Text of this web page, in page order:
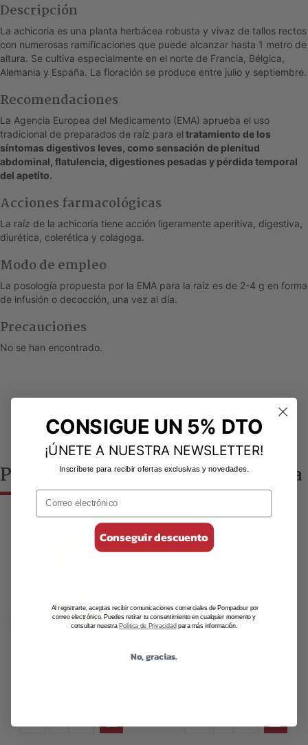
Descripción
La achicoria es una planta herbácea robusta y vivaz de tallos rectos
con numerosas ramificaciones que puede alcanzar hasta 1 metro de
altura. Se cultiva especialmente en el norte de Francia, Bélgica,
Alemania y España. La floración se produce entre julio y septiembre.
Recomendaciones
La Agencia Europea del Medicamento (EMA) aprueba el uso
tradicional de preparados de raíz para el tratamiento de los
síntomas digestivos leves, como sensación de plenitud
abdominal, flatulencia, digestiones pesadas y pérdida temporal
del apetito.
Acciones farmacológicas
La raíz de la achicoria tiene acción ligeramente aperitiva, digestiva,
diurética, colerética y colagoga.
Modo de empleo
La posología propuesta por la EMA para la raíz es de 2-4 g en forma
de infusión o decocción, una vez al día.
Precauciones
No se han encontrado.
Productos que contienen Achicoria
CONSIGUE UN 5% DTO
¡ÚNETE A NUESTRA NEWSLETTER!
Inscríbete para recibir ofertas exclusivas y novedades.
Conseguir descuento
Al registrarte, aceptas recibir comunicaciones comerciales de Pompadour por
correo electrónico. Puedes retirar tu consentimiento en cualquier momento y
consultar nuestra Política de Privacidad para más información.
No, gracias.